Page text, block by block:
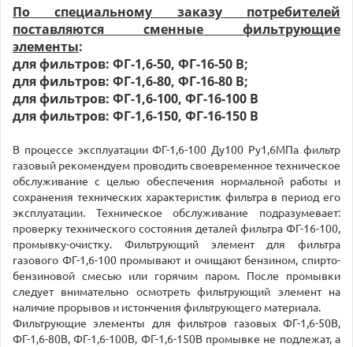
По специальному заказу потребителей
поставляются сменные фильтрующие
элементы:
для фильтров: ФГ-1,6-50, ФГ-16-50 В;
для фильтров: ФГ-1,6-80, ФГ-16-80 В;
для фильтров: ФГ-1,6-100, ФГ-16-100 В
для фильтров: ФГ-1,6-150, ФГ-16-150 В
В процессе эксплуатации ФГ-1,6-100 Ду100 Ру1,6МПа фильтр
газовый рекомендуем проводить своевременное техническое
обслуживание с целью обеспечения нормальной работы и
сохранения технических характеристик фильтра в период его
эксплуатации. Техническое обслуживание подразумевает:
проверку технического состояния деталей фильтра ФГ-16-100,
промывку-очистку. Фильтрующий элемент для фильтра
газового ФГ-1,6-100 промывают и очищают бензином, спирто-
бензиновой смесью или горячим паром. После промывки
следует внимательно осмотреть фильтрующий элемент на
наличие прорывов и истончения фильтрующего материала.
Фильтрующие элементы для фильтров газовых ФГ-1,6-50В,
ФГ-1,6-80В, ФГ-1,6-100В, ФГ-1,6-150В промывке не подлежат, а